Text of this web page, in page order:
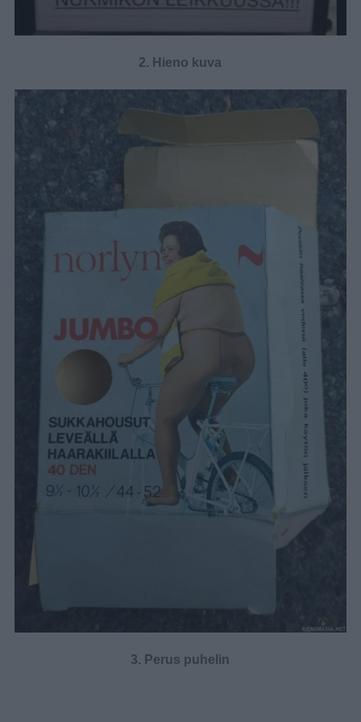
2. Hieno kuva
3. Perus puhelin